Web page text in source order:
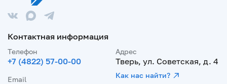
Контактная информация
Телефон
+7 (4822) 57-00-00
Email
Адрес
Тверь, ул. Советская, д. 4
Как нас найти?